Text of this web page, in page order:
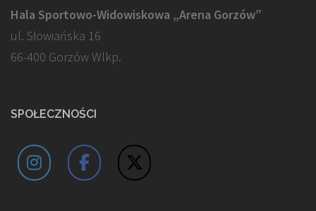
Hala Sportowo-Widowiskowa „Arena Gorzów”
ul. Słowiańska 16
66-400 Gorzów Wlkp.
SPOŁECZNOŚCI